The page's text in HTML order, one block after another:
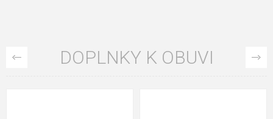
DOPLNKY K OBUVI